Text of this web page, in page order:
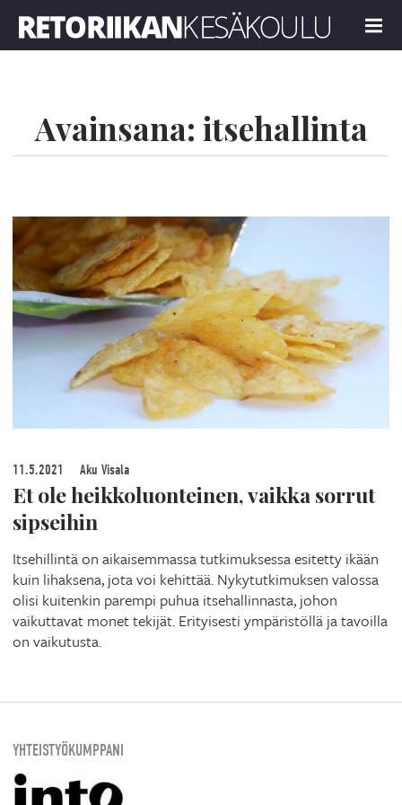
MENU
Avainsana: itsehallinta
11.5.2021 Aku Visala
Et ole heikkoluonteinen, vaikka sorrut
sipseihin
Itsehillintä on aikaisemmassa tutkimuksessa esitetty ikään
kuin lihaksena, jota voi kehittää. Nykytutkimuksen valossa
olisi kuitenkin parempi puhua itsehallinnasta, johon
vaikuttavat monet tekijät. Erityisesti ympäristöllä ja tavoilla
on vaikutusta.
YHTEISTYÖKUMPPANI